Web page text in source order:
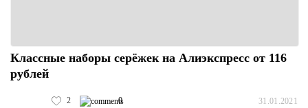
Классные наборы серёжек на Алиэкспресс от 116
рублей
2 0 31.01.2021